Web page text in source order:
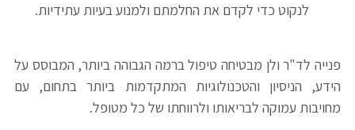
לנקוט כדי לקדם את החלמתם ולמנוע בעיות עתידיות.
פנייה לד"ר ולן מבטיחה טיפול ברמה הגבוהה ביותר, המבוסס על
הידע, הניסיון והטכנולוגיות המתקדמות ביותר בתחום, עם
מחויבות עמוקה לבריאותו ולרווחתו של כל מטופל.